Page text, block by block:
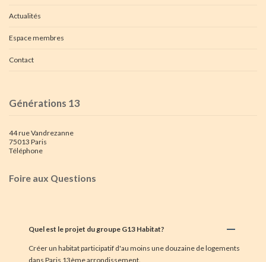
Actualités
Espace membres
Contact
Générations 13
44 rue Vandrezanne
75013 Paris
Téléphone
Foire aux Questions
Quel est le projet du groupe G13 Habitat?
Créer un habitat participatif d'au moins une douzaine de logements
dans Paris 13ème arrondissement.